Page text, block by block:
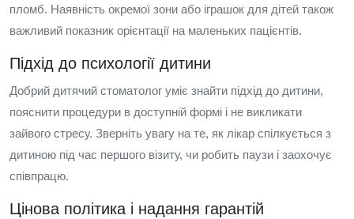
пломб. Наявність окремої зони або іграшок для дітей також
важливий показник орієнтації на маленьких пацієнтів.
Підхід до психології дитини
Добрий дитячий стоматолог уміє знайти підхід до дитини,
пояснити процедури в доступній формі і не викликати
зайвого стресу. Зверніть увагу на те, як лікар спілкується з
дитиною під час першого візиту, чи робить паузи і заохочує
співпрацю.
Цінова політика і надання гарантій